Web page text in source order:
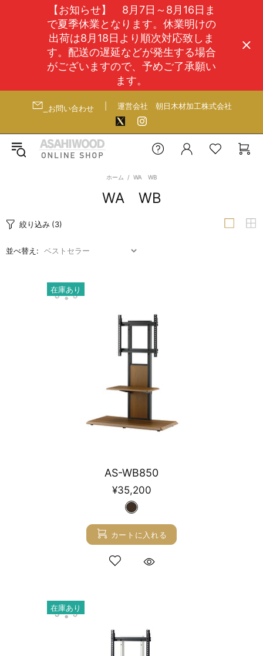
【お知らせ】 8月7日～8月16日ま
で夏季休業となります。休業明けの
出荷は8月18日より順次対応致しま
す。配送の遅延などが発生する場合
がございますので、予めご了承願い
ます。
お問い合わせ 運営会社 朝日木材加工株式会社
ホーム WA WB
WA WB
絞り込み (3)
並べ替え:
在庫あり
AS-WB850
¥35,200
カートに入れる
在庫あり